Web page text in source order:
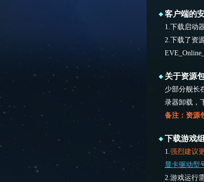
客户端的
1.下载启动
2.下载了资
关于资源
少部分舰长
录器卸载，
备注：资源
下载游戏
1.强烈建议
显卡驱动型
2.游戏运行